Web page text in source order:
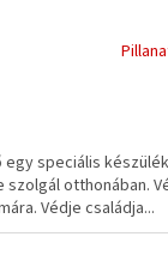
speciális
otthonában.
Védje családja...